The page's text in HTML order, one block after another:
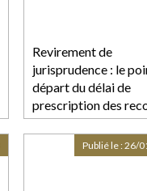
Revirement de
jurisprudence : le
départ du délai de
prescription des
entre constructeurs
fixé au jour de
l’assignation au fond
Publié le :26/